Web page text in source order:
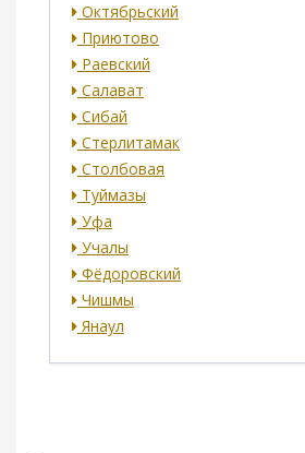
Октябрьский
Приютово
Раевский
Салават
Сибай
Стерлитамак
Столбовая
Туймазы
Уфа
Учалы
Фёдоровский
Чишмы
Янаул